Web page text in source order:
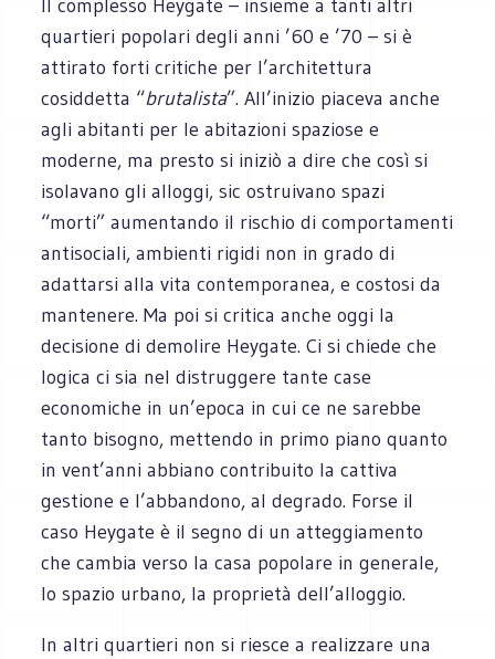
Il complesso Heygate – insieme a tanti altri
quartieri popolari degli anni ’60 e ’70 – si è
attirato forti critiche per l’architettura
cosiddetta “brutalista”. All’inizio piaceva anche
agli abitanti per le abitazioni spaziose e
moderne, ma presto si iniziò a dire che così si
isolavano gli alloggi, sic ostruivano spazi
“morti” aumentando il rischio di comportamenti
antisociali, ambienti rigidi non in grado di
adattarsi alla vita contemporanea, e costosi da
mantenere. Ma poi si critica anche oggi la
decisione di demolire Heygate. Ci si chiede che
logica ci sia nel distruggere tante case
economiche in un’epoca in cui ce ne sarebbe
tanto bisogno, mettendo in primo piano quanto
in vent’anni abbiano contribuito la cattiva
gestione e l’abbandono, al degrado. Forse il
caso Heygate è il segno di un atteggiamento
che cambia verso la casa popolare in generale,
lo spazio urbano, la proprietà dell’alloggio.
In altri quartieri non si riesce a realizzare una